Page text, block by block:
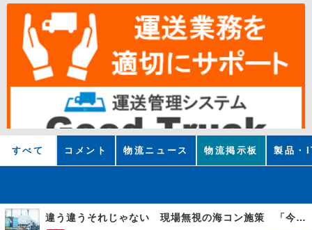
すべて コメント 物流ニュース 物流掲示板 製品・
違う違うそれじゃない 現場無視の海コン施策 「今でも平均２～３時間は待つ」